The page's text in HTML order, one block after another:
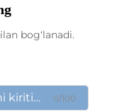
bog‘lanadi.
0/100